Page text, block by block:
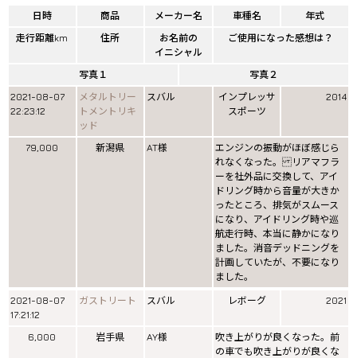
日時 商品 メーカー名 車種名
年式
走行距離km
住所
お名前の
イニシャル
ご使用になった感想は？
写真１
写真２
2021-08-07
22:23:12
メタルトリー
トメントリキ
ッド
スバル
インプレッサ
スポーツ
2014
79,000 新潟県 AT様
エンジンの振動がほぼ感じら
れなくなった。 リアマフラ
ーを社外品に交換して、アイ
ドリング時から音量が大きか
ったところ、排気がスムース
になり、アイドリング時や巡
航走行時、本当に静かになり
ました。消音デッドニングを
計画していたが、不要になり
ました。
2021-08-07
17:21:12
ガストリート スバル レボーグ 2021
6,000 岩手県 AY様
吹き上がりが良くなった。前
の車でも吹き上がりが良くな